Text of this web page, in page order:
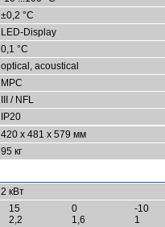
±0,2 °C
LED-Display
0,1 °C
optical, acoustical
MPC
III / NFL
IP20
420 x 481 x 579 мм
95 кг
2 кВт
15 0 -10
2,2
1,6 1